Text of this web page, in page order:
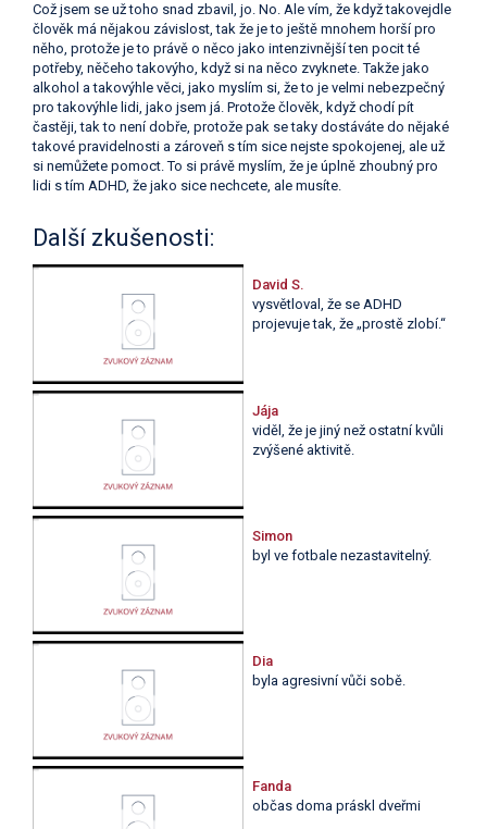
Což jsem se už toho snad zbavil, jo. No. Ale vím, že když takovejdle
člověk má nějakou závislost, tak že je to ještě mnohem horší pro
něho, protože je to právě o něco jako intenzivnější ten pocit té
potřeby, něčeho takovýho, když si na něco zvyknete. Takže jako
alkohol a takovýhle věci, jako myslím si, že to je velmi nebezpečný
pro takovýhle lidi, jako jsem já. Protože člověk, když chodí pít
častěji, tak to není dobře, protože pak se taky dostáváte do nějaké
takové pravidelnosti a zároveň s tím sice nejste spokojenej, ale už
si nemůžete pomoct. To si právě myslím, že je úplně zhoubný pro
lidi s tím ADHD, že jako sice nechcete, ale musíte.
Další zkušenosti:
David S.
vysvětloval, že se ADHD
projevuje tak, že „prostě zlobí.“
Jája
viděl, že je jiný než ostatní kvůli
zvýšené aktivitě.
Simon
byl ve fotbale nezastavitelný.
Dia
byla agresivní vůči sobě.
Fanda
občas doma práskl dveřmi